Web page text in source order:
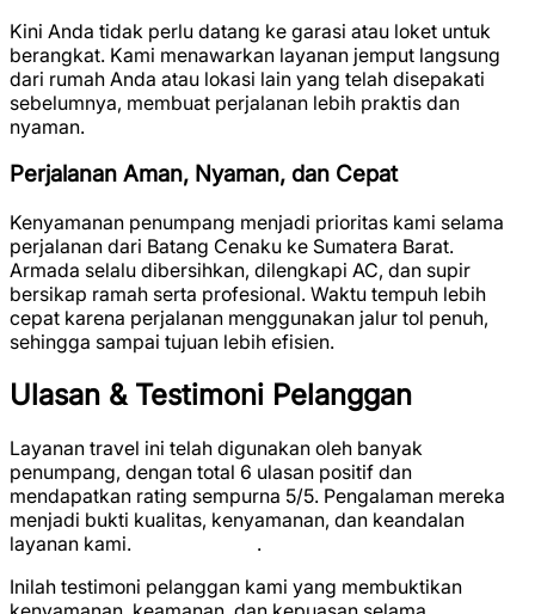
Kini Anda tidak perlu datang ke garasi atau loket untuk
berangkat. Kami menawarkan layanan jemput langsung
dari rumah Anda atau lokasi lain yang telah disepakati
sebelumnya, membuat perjalanan lebih praktis dan
nyaman.
Perjalanan Aman, Nyaman, dan Cepat
Kenyamanan penumpang menjadi prioritas kami selama
perjalanan dari Batang Cenaku ke Sumatera Barat.
Armada selalu dibersihkan, dilengkapi AC, dan supir
bersikap ramah serta profesional. Waktu tempuh lebih
cepat karena perjalanan menggunakan jalur tol penuh,
sehingga sampai tujuan lebih efisien.
Ulasan & Testimoni Pelanggan
Layanan travel ini telah digunakan oleh banyak
penumpang, dengan total 6 ulasan positif dan
mendapatkan rating sempurna 5/5. Pengalaman mereka
menjadi bukti kualitas, kenyamanan, dan keandalan
layanan kami.
.
Inilah testimoni pelanggan kami yang membuktikan